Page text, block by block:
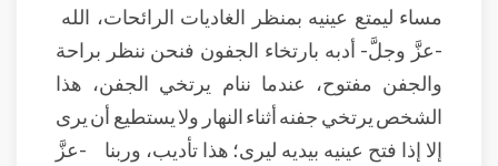
مساء ليمتع عينيه بمنظر الغاديات الرائحات، الله
-عزَّ وجلَّ- أدبه بارتخاء الجفون فنحن ننظر براحة
والجفن مفتوح، عندما ننام يرتخي الجفن، هذا
الشخص يرتخي جفنه أثناء النهار ولا يستطيع أن يرى
إلا إذا فتح عينيه بيديه ليرى؛ هذا تأديب، وربنا -عزَّ